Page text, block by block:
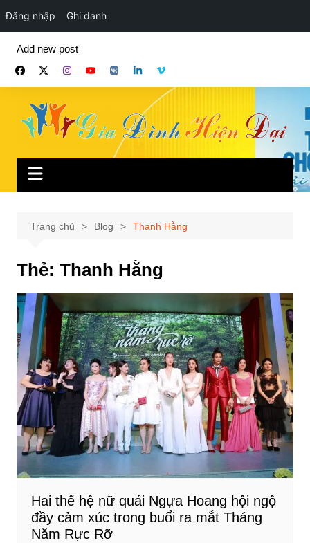
Đăng nhập Ghi danh
phần
Add new post
Trang chủ Blog Thanh Hằng
Thẻ: Thanh Hằng
Hai thế hệ nữ quái Ngựa Hoang hội ngộ
đầy cảm xúc trong buổi ra mắt Tháng
Năm Rực Rỡ